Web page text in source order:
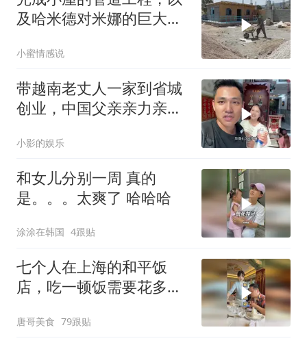
及哈米德对米娜的巨大帮
小蜜情感说
带越南老丈人一家到省城
创业，中国父亲亲力亲
小影的娱乐
和女儿分别一周 真的
是。。。太爽了 哈哈哈
涂涂在韩国 4跟贴
七个人在上海的和平饭
店，吃一顿饭需要花多少
唐哥美食 79跟贴